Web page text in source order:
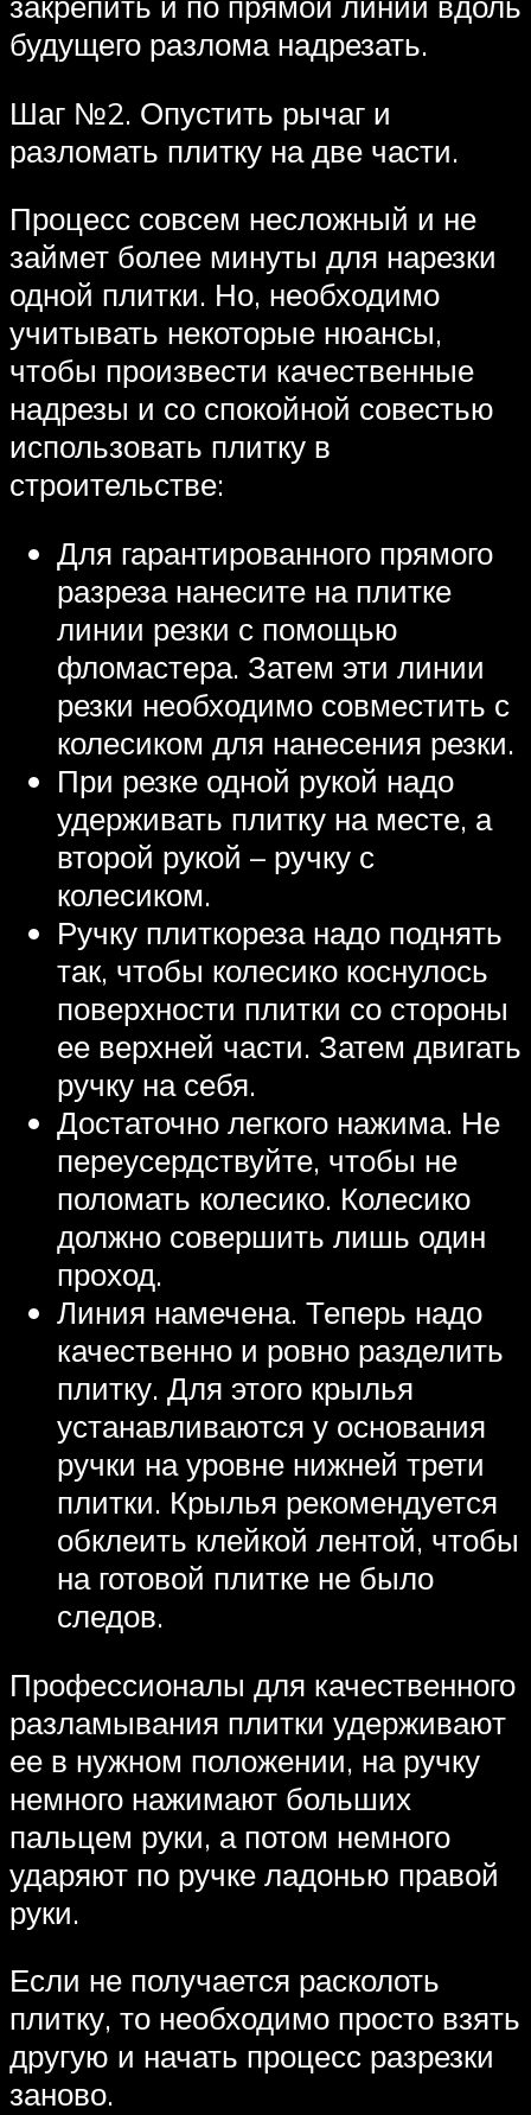
будущего разлома надрезать.
Шаг №2. Опустить рычаг и
разломать плитку на две части.
Процесс совсем несложный и не
займет более минуты для нарезки
одной плитки. Но, необходимо
учитывать некоторые нюансы,
чтобы произвести качественные
надрезы и со спокойной совестью
использовать плитку в
строительстве:
Для гарантированного прямого
разреза нанесите на плитке
линии резки с помощью
фломастера. Затем эти линии
резки необходимо совместить с
колесиком для нанесения резки.
При резке одной рукой надо
удерживать плитку на месте, а
второй рукой – ручку с
колесиком.
Ручку плиткореза надо поднять
так, чтобы колесико коснулось
поверхности плитки со стороны
ее верхней части. Затем двигать
ручку на себя.
Достаточно легкого нажима. Не
переусердствуйте, чтобы не
поломать колесико. Колесико
должно совершить лишь один
проход.
Линия намечена. Теперь надо
качественно и ровно разделить
плитку. Для этого крылья
устанавливаются у основания
ручки на уровне нижней трети
плитки. Крылья рекомендуется
обклеить клейкой лентой, чтобы
на готовой плитке не было
следов.
Профессионалы для качественного
разламывания плитки удерживают
ее в нужном положении, на ручку
немного нажимают больших
пальцем руки, а потом немного
ударяют по ручке ладонью правой
руки.
Если не получается расколоть
плитку, то необходимо просто взять
другую и начать процесс разрезки
заново.